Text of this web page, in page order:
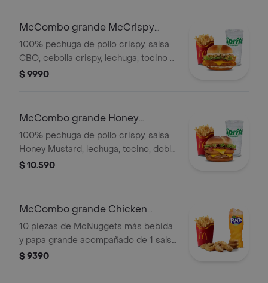
McCombo grande McCrispy
Legend
100% pechuga de pollo crispy, salsa
CBO, cebolla crispy, lechuga, tocino y
queso cheddar en pan de papa.
$ 9990
McCombo grande Honey
Mustard
100% pechuga de pollo crispy, salsa
Honey Mustard, lechuga, tocino, doble
queso cheddar y cebolla grillada en
$ 10.590
McCombo grande Chicken
McNuggets x10
10 piezas de McNuggets más bebida
y papa grande acompañado de 1 salsa
barbacoa
$ 9390